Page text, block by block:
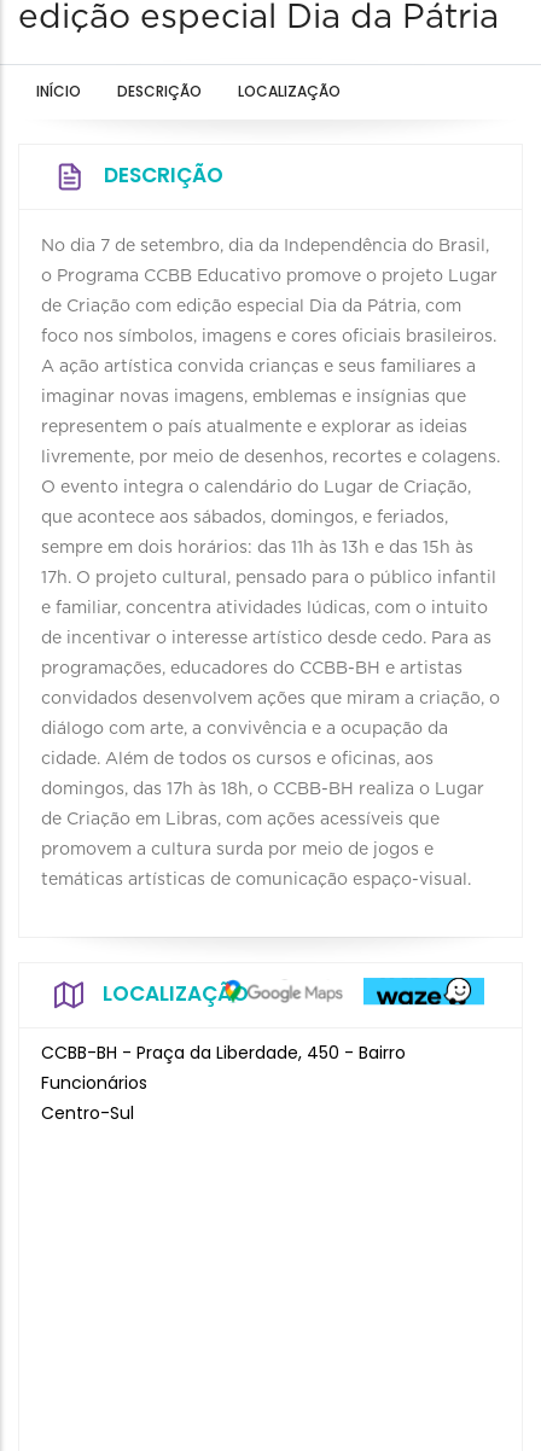
edição especial Dia da Pátria
INÍCIO DESCRIÇÃO LOCALIZAÇÃO
DESCRIÇÃO
No dia 7 de setembro, dia da Independência do Brasil,
o Programa CCBB Educativo promove o projeto Lugar
de Criação com edição especial Dia da Pátria, com
foco nos símbolos, imagens e cores oficiais brasileiros.
A ação artística convida crianças e seus familiares a
imaginar novas imagens, emblemas e insígnias que
representem o país atualmente e explorar as ideias
livremente, por meio de desenhos, recortes e colagens.
O evento integra o calendário do Lugar de Criação,
que acontece aos sábados, domingos, e feriados,
sempre em dois horários: das 11h às 13h e das 15h às
17h. O projeto cultural, pensado para o público infantil
e familiar, concentra atividades lúdicas, com o intuito
de incentivar o interesse artístico desde cedo. Para as
programações, educadores do CCBB-BH e artistas
convidados desenvolvem ações que miram a criação, o
diálogo com arte, a convivência e a ocupação da
cidade. Além de todos os cursos e oficinas, aos
domingos, das 17h às 18h, o CCBB-BH realiza o Lugar
de Criação em Libras, com ações acessíveis que
promovem a cultura surda por meio de jogos e
temáticas artísticas de comunicação espaço-visual.
LOCALIZAÇÃO
CCBB-BH - Praça da Liberdade, 450 - Bairro
Funcionários
Centro-Sul